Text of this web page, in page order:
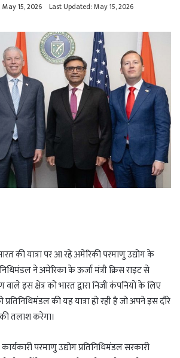
May 15, 2026 Last Updated: May 15, 2026
की यात्रा पर आ रहे अमेरिकी परमाणु उद्योग के
ने अमेरिका के ऊर्जा मंत्री क्रिस राइट से
इस क्षेत्र को भारत द्वारा निजी कंपनियों के लिए
की यह यात्रा हो रही है जो अपने इस दौरे
तलाश करेगा।
परमाणु उद्योग प्रतिनिधिमंडल सरकारी